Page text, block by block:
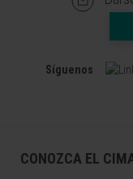
Síguenos
CONOZCA EL